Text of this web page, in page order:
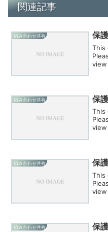
関連記事
組み合わせ共有 保
This
組み合わせ共有 保
This
組み合わせ共有 保
This
組み合わせ共有 保